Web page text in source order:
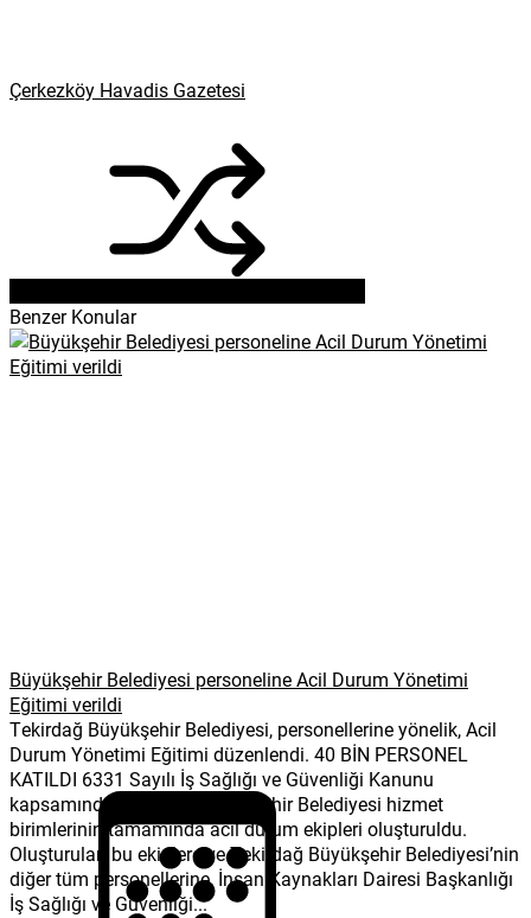
Çerkezköy Havadis Gazetesi
Benzer Konular
Büyükşehir Belediyesi personeline Acil Durum Yönetimi
Eğitimi verildi
Tekirdağ Büyükşehir Belediyesi, personellerine yönelik, Acil
Durum Yönetimi Eğitimi düzenlendi. 40 BİN PERSONEL
KATILDI 6331 Sayılı İş Sağlığı ve Güvenliği Kanunu
kapsamında, Tekirdağ Büyükşehir Belediyesi hizmet
birimlerinin tamamında acil durum ekipleri oluşturuldu.
Oluşturulan bu ekiplere ve Tekirdağ Büyükşehir Belediyesi’nin
diğer tüm personellerine, İnsan Kaynakları Dairesi Başkanlığı
İş Sağlığı ve Güvenliği...